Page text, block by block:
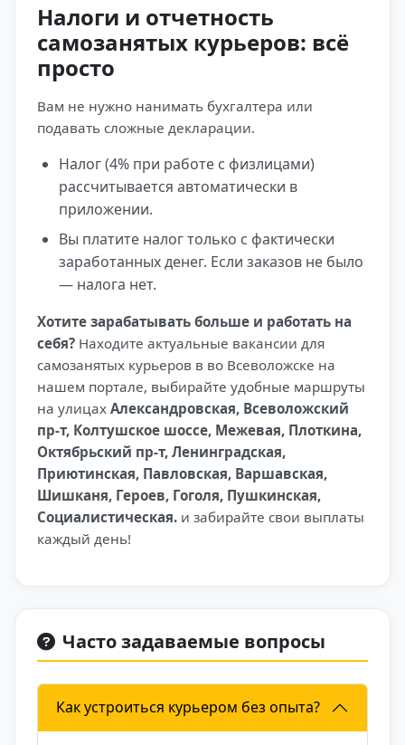
Налоги и отчетность
самозанятых курьеров: всё
просто
Вам не нужно нанимать бухгалтера или
подавать сложные декларации.
Налог (4% при работе с физлицами)
рассчитывается автоматически в
приложении.
Вы платите налог только с фактически
заработанных денег. Если заказов не было
— налога нет.
Хотите зарабатывать больше и работать на
себя? Находите актуальные вакансии для
самозанятых курьеров в во Всеволожске на
нашем портале, выбирайте удобные маршруты
на улицах Александровская, Всеволожский
пр-т, Колтушское шоссе, Межевая, Плоткина,
Октябрьский пр-т, Ленинградская,
Приютинская, Павловская, Варшавская,
Шишканя, Героев, Гоголя, Пушкинская,
Социалистическая. и забирайте свои выплаты
каждый день!
Часто задаваемые вопросы
Как устроиться курьером без опыта?